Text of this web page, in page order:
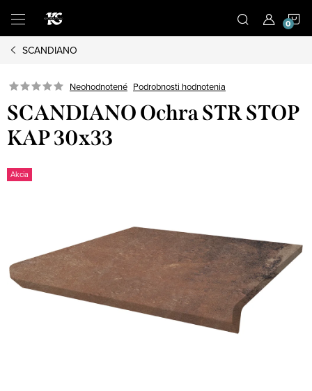
obsah
SCANDIANO
Neohodnotené Podrobnosti hodnotenia
SCANDIANO Ochra STR STOP
KAP 30x33
Akcia